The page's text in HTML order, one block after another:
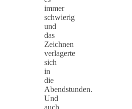
immer
schwierig
und
das
Zeichnen
verlagerte
sich
in
die
Abendstunden.
Und
auch